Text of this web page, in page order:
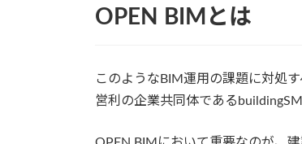
OPEN BIMとは
このようなBIM運用の課題に対処
営利の企業共同体である